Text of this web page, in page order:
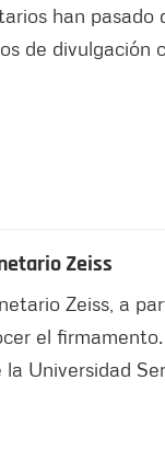
han pasado
de divulgación
Zeiss
Zeiss, a
el
Universidad